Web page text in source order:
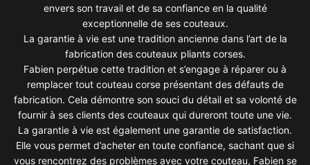
envers son travail et de sa confiance en la qualité
exceptionnelle de ses couteaux.
La garantie à vie est une tradition ancienne dans l’art de la
fabrication des couteaux pliants corses.
Fabien perpétue cette tradition et s’engage à réparer ou à
remplacer tout couteau corse présentant des défauts de
fabrication. Cela démontre son souci du détail et sa volonté de
fournir à ses clients des couteaux qui dureront toute une vie.
La garantie à vie est également une garantie de satisfaction.
Elle vous permet d’acheter en toute confiance, sachant que si
vous rencontrez des problèmes avec votre couteau, Fabien se